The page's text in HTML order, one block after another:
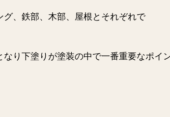
、鉄部、木部、屋根とそれぞれで
り下塗りが塗装の中で一番重要なポイ